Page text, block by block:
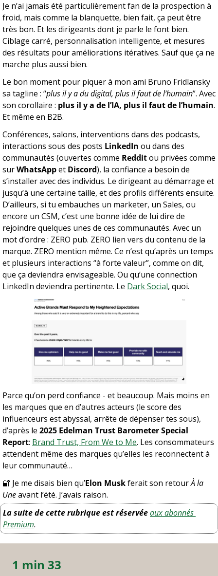
Je n’ai jamais été particulièrement fan de la prospection à
froid, mais comme la blanquette, bien fait, ça peut être
très bon. Et les dirigeants dont je parle le font bien.
Ciblage carré, personnalisation intelligente, et mesures
des résultats pour améliorations itératives. Sauf que ça ne
marche plus aussi bien.
Le bon moment pour piquer à mon ami Bruno Fridlansky
sa tagline : “plus il y a du digital, plus il faut de l’humain”. Avec
son corollaire : plus il y a de l’IA, plus il faut de l’humain.
Et même en B2B.
Conférences, salons, interventions dans des podcasts,
interactions sous des posts LinkedIn ou dans des
communautés (ouvertes comme Reddit ou privées comme
sur WhatsApp et Discord), la confiance a besoin de
s’installer avec des individus. Le dirigeant au démarrage et
jusqu’à une certaine taille, et des profils différents ensuite.
D’ailleurs, si tu embauches un marketer, un Sales, ou
encore un CSM, c’est une bonne idée de lui dire de
rejoindre quelques unes de ces communautés. Avec un
mot d’ordre : ZERO pub. ZERO lien vers du contenu de la
marque. ZERO mention même. Ce n’est qu’après un temps
et plusieurs interactions “à forte valeur”, comme on dit,
que ça deviendra envisageable. Ou qu’une connection
LinkedIn deviendra pertinente. Le Dark Social, quoi.
Parce qu’on perd confiance - et beaucoup. Mais moins en
les marques que en d’autres acteurs (le score des
influenceurs est abyssal, arrête de dépenser tes sous),
d’après le 2025 Edelman Trust Barometer Special
Report: Brand Trust, From We to Me. Les consommateurs
attendent même des marques qu’elles les reconnectent à
leur communauté…
🔐 Je me disais bien qu’Elon Musk ferait son retour À la
Une avant l’été. J’avais raison.
La suite de cette rubrique est réservéeaux abonnés
Premium.
1 min 33